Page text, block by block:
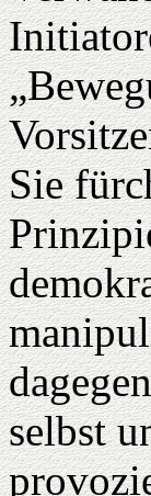
Sie
selbst